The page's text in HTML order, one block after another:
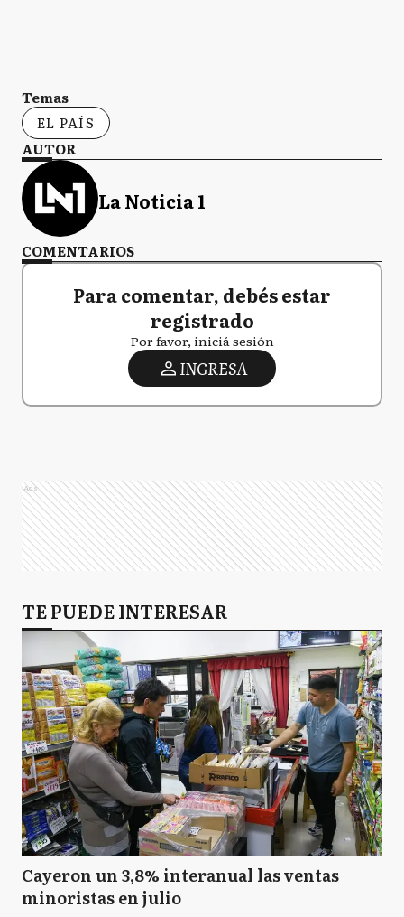
Temas
EL PAÍS
AUTOR
La Noticia 1
COMENTARIOS
Para comentar, debés estar
registrado
Por favor, iniciá sesión
INGRESA
Ads
TE PUEDE INTERESAR
Cayeron un 3,8% interanual las ventas
minoristas en julio